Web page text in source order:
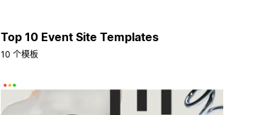
Top 10 Event Site Templates
10 个模板